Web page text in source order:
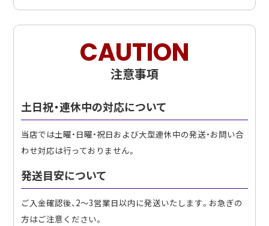
CAUTION
注意事項
土日祝・連休中の対応について
当店では土曜・日曜・祝日および大型連休中の発送・お問い合
わせ対応は行っておりません。
発送目安について
ご入金確認後、2〜3営業日以内に発送いたします。お急ぎの
方はご注意ください。